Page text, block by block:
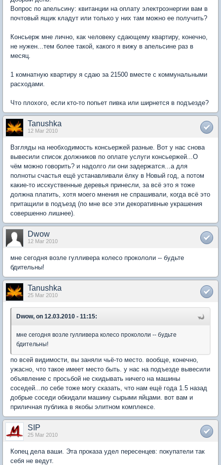
Вопрос по апельсину: квитанции на оплату электроэнергии вам в
почтовый ящик кладут или только у них там можно ее получить?
Консьерж мне лично, как человеку сдающему квартиру, конечно,
не нужен...тем более такой, какого я вижу в апельсине раз в
месяц.
1 комнатную квартиру я сдаю за 21500 вместе с коммунальными
расходами.
Что плохого, если кто-то попьет пивка или ширнется в подъезде?
Tanushka
12 Mar 2010
Взгляды на необходимость консьержей разные. Вот у нас снова
вывесили список должников по оплате услуги консьержей...О
чём можно говорить? и надолго ли они задержатся...а для
полноты счастья ещё устанавливали ёлку в Новый год, а потом
какие-то исскуственные деревья принесли, за всё это я тоже
должна платить, хотя моего мнения не спрашивали, когда всё это
притащили в подъезд (по мне все эти декоративные украшения
совершенно лишнее).
Dwow
12 Mar 2010
мне сегодня возле гулливера колесо прокололи -- будьте
бдительны!
Tanushka
25 Mar 2010
Dwow, on 12.03.2010 - 11:15:
мне сегодня возле гулливера колесо прокололи -- будьте
бдительны!
по всей видимости, вы заняли чьё-то место. вообще, конечно,
ужасно, что такое имеет место быть. у нас на подъезде вывесили
объявление с просьбой не скидывать ничего на машины
соседей...по себе тоже могу сказать, что нам ещё года 1.5 назад
добрые соседи обкидали машину сырыми яйцами. вот вам и
приличная публика в якобы элитном комплексе.
SIP
25 Mar 2010
Копец дела ваши. Эта проказа удел пересенцев: покупатели так
себя не ведут.